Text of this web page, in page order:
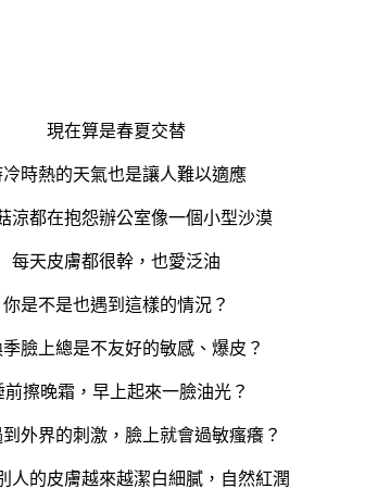
現在算是春夏交替
冷時熱的天氣也是讓人難以適應
涼都在抱怨辦公室像一個小型沙漠
每天皮膚都很幹，也愛泛油
你是不是也遇到這樣的情況？
臉上總是不友好的敏感、爆皮？
前擦晚霜，早上起來一臉油光？
外界的刺激，臉上就會過敏瘙癢？
人的皮膚越來越潔白細膩，自然紅潤